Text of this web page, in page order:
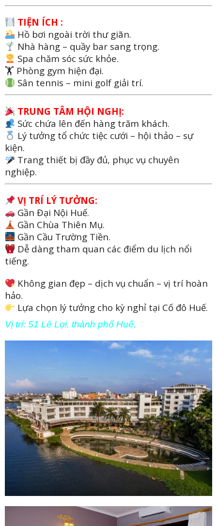
TIỆN ÍCH :
Hồ bơi ngoài trời thư giãn.
Nhà hàng – quầy bar sang trọng.
Spa chăm sóc sức khỏe.
🏋️ Phòng gym hiện đại.
Sân tennis – mini golf giải trí.
TRUNG TÂM HỘI NGHỊ:
Sức chứa lên đến hàng trăm khách.
Lý tưởng tổ chức tiệc cưới – hội thảo – sự
kiện.
Trang thiết bị đầy đủ, phục vụ chuyên
nghiệp.
VỊ TRÍ LÝ TƯỞNG:
Gần Đại Nội Huế.
Gần Chùa Thiên Mụ.
Gần Cầu Trường Tiền.
Dễ dàng tham quan các điểm du lịch nổi
tiếng.
Không gian đẹp – dịch vụ chuẩn – vị trí hoàn
hảo.
Lựa chọn lý tưởng cho kỳ nghỉ tại Cố đô Huế.
Vị trí: 51 Lê Lợi, thành phố Huế.